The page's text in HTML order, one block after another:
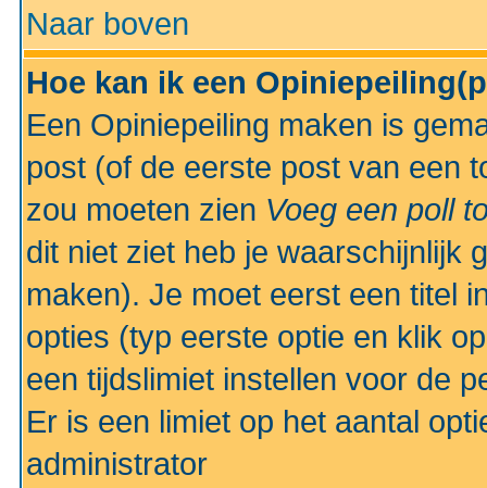
Naar boven
Hoe kan ik een
Een Opiniepeiling maken is
post (of de eerste post van een
zou moeten zien Voeg een poll
dit niet ziet heb je waarschijnlijk
maken). Je moet eerst een titel
opties (typ eerste optie en klik
een tijdslimiet instellen voor de
Er is een limiet op het aantal
administrator